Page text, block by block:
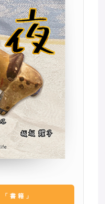
「書籍」